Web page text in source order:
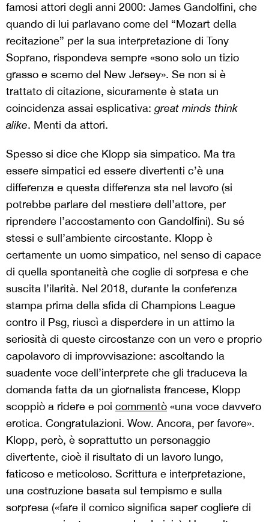
famosi attori degli anni 2000: James Gandolfini, che
quando di lui parlavano come del “Mozart della
recitazione” per la sua interpretazione di Tony
Soprano, rispondeva sempre «sono solo un tizio
grasso e scemo del New Jersey». Se non si è
trattato di citazione, sicuramente è stata un
coincidenza assai esplicativa: great minds think
alike. Menti da attori.
Spesso si dice che Klopp sia simpatico. Ma tra
essere simpatici ed essere divertenti c’è una
differenza e questa differenza sta nel lavoro (si
potrebbe parlare del mestiere dell’attore, per
riprendere l’accostamento con Gandolfini). Su sé
stessi e sull’ambiente circostante. Klopp è
certamente un uomo simpatico, nel senso di capace
di quella spontaneità che coglie di sorpresa e che
suscita l’ilarità. Nel 2018, durante la conferenza
stampa prima della sfida di Champions League
contro il Psg, riuscì a disperdere in un attimo la
seriosità di queste circostanze con un vero e proprio
capolavoro di improvvisazione: ascoltando la
suadente voce dell’interprete che gli traduceva la
domanda fatta da un giornalista francese, Klopp
scoppiò a ridere e poi commentò «una voce davvero
erotica. Congratulazioni. Wow. Ancora, per favore».
Klopp, però, è soprattutto un personaggio
divertente, cioè il risultato di un lavoro lungo,
faticoso e meticoloso. Scrittura e interpretazione,
una costruzione basata sul tempismo e sulla
sorpresa («fare il comico significa saper cogliere di